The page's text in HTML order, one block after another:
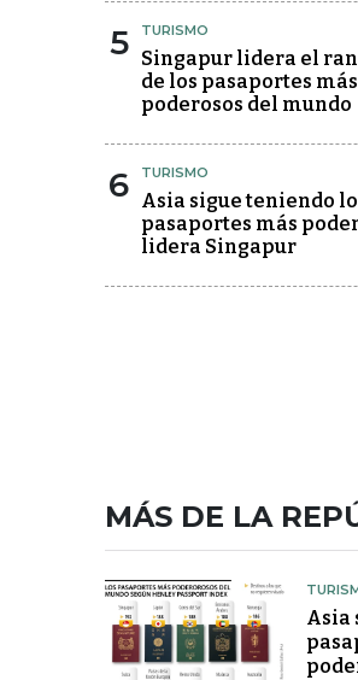
5 TURISMO
Singapur lidera el
de los pasaportes más
poderosos del mundo
6 TURISMO
Asia sigue teniendo
pasaportes más
lidera Singapur
MÁS DE LA
Asia